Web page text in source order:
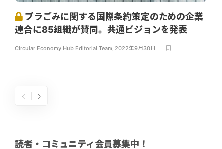
プラごみに関する国際条約策定のための企業
連合に85組織が賛同。共通ビジョンを発表
Circular Economy Hub Editorial Team, 2022年9月30日
読者・コミュニティ会員募集中！